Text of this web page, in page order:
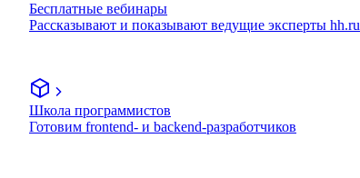
Бесплатные вебинары
Рассказывают и показывают ведущие эксперты hh.ru
Школа программистов
Готовим frontend- и backend-разработчиков